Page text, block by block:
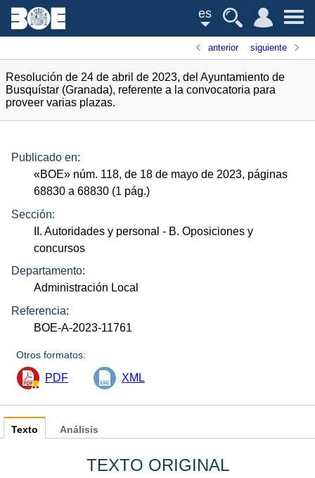
es
anterior siguiente
Resolución de 24 de abril de 2023, del Ayuntamiento de
Busquístar (Granada), referente a la convocatoria para
proveer varias plazas.
Publicado en:
«BOE» núm. 118, de 18 de mayo de 2023, páginas
68830 a 68830 (1 pág.)
Sección:
II. Autoridades y personal - B. Oposiciones y
concursos
Departamento:
Administración Local
Referencia:
BOE-A-2023-11761
Otros formatos:
PDF XML
Texto
TEXTO ORIGINAL
Análisis